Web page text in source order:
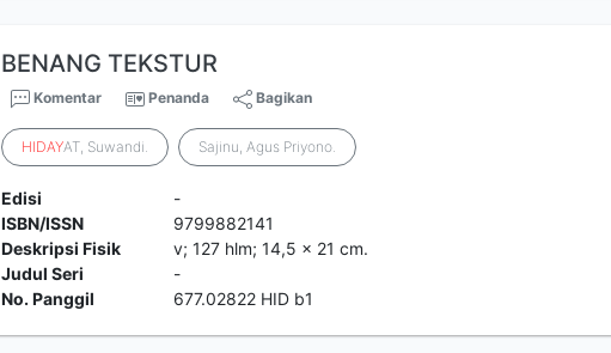
BENANG TEKSTUR
Komentar Penanda Bagikan
HIDAYAT, Suwandi. Sajinu, Agus Priyono.
Edisi
-
ISBN/ISSN
9799882141
Deskripsi Fisik
v; 127 hlm; 14,5 x 21 cm.
Judul Seri
-
No. Panggil
677.02822 HID b1